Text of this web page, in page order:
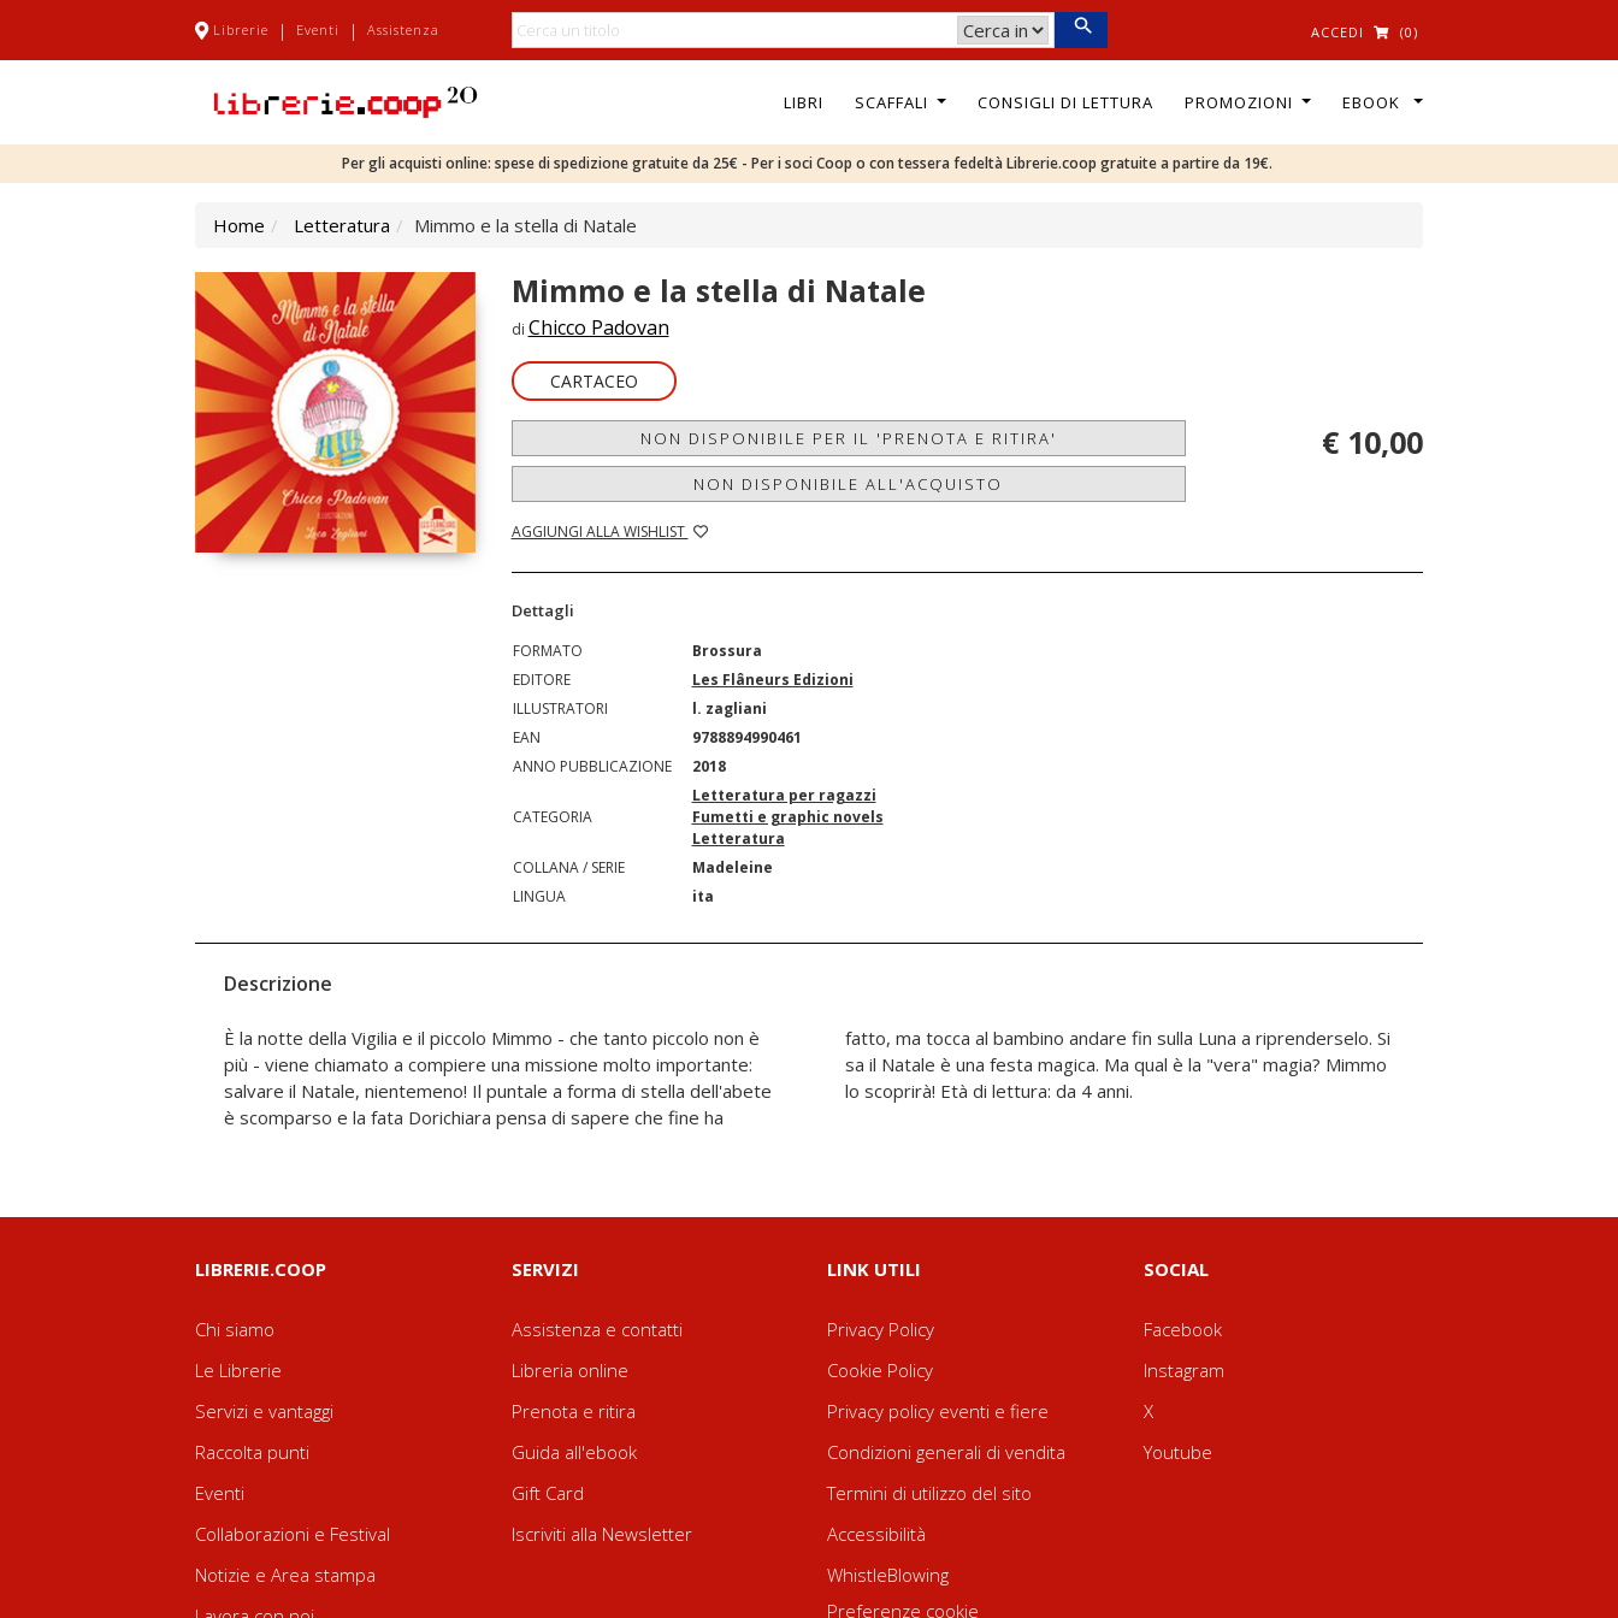
Librerie | Eventi | Assistenza ACCEDI (0)
LIBRI SCAFFALI CONSIGLI DI LETTURA PROMOZIONI EBOOK
Per gli acquisti online: spese di spedizione gratuite da 25€ - Per i soci Coop o con tessera fedeltà Librerie.coop gratuite a partire da 19€.
Home Letteratura Mimmo e la stella di Natale
Mimmo e la stella di Natale
di Chicco Padovan
CARTACEO
NON DISPONIBILE PER IL 'PRENOTA E RITIRA'
NON DISPONIBILE ALL'ACQUISTO
AGGIUNGI ALLA WISHLIST
€ 10,00
Dettagli
FORMATO
Brossura
EDITORE
Les Flâneurs Edizioni
ILLUSTRATORI
l. zagliani
EAN
9788894990461
ANNO PUBBLICAZIONE
2018
CATEGORIA
Letteratura per ragazzi
Fumetti e graphic novels
Letteratura
COLLANA / SERIE
Madeleine
LINGUA
ita
Descrizione
È la notte della Vigilia e il piccolo Mimmo - che tanto piccolo non è
più - viene chiamato a compiere una missione molto importante:
salvare il Natale, nientemeno! Il puntale a forma di stella dell'abete
è scomparso e la fata Dorichiara pensa di sapere che fine ha
fatto, ma tocca al bambino andare fin sulla Luna a riprenderselo. Si
sa il Natale è una festa magica. Ma qual è la "vera" magia? Mimmo
lo scoprirà! Età di lettura: da 4 anni.
LIBRERIE.COOP
Chi siamo
Le Librerie
Servizi e vantaggi
Raccolta punti
Eventi
Collaborazioni e Festival
Notizie e Area stampa
SERVIZI
Assistenza e contatti
Libreria online
Prenota e ritira
Guida all'ebook
Gift Card
Iscriviti alla Newsletter
LINK UTILI
Privacy Policy
Cookie Policy
Privacy policy eventi e fiere
Condizioni generali di vendita
Termini di utilizzo del sito
Accessibilità
WhistleBlowing
Preferenze cookie
SOCIAL
Facebook
Instagram
X
Youtube